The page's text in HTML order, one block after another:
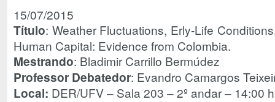
15/07/2015
Título: Weather Fluctuations, Erly-Life
Human Capital: Evidence from Colombia.
Mestrando: Bladimir Carrillo Bermúdez
Professor Debatedor: Evandro Camargos
Local: DER/UFV – Sala 203 – 2º andar – 14:00